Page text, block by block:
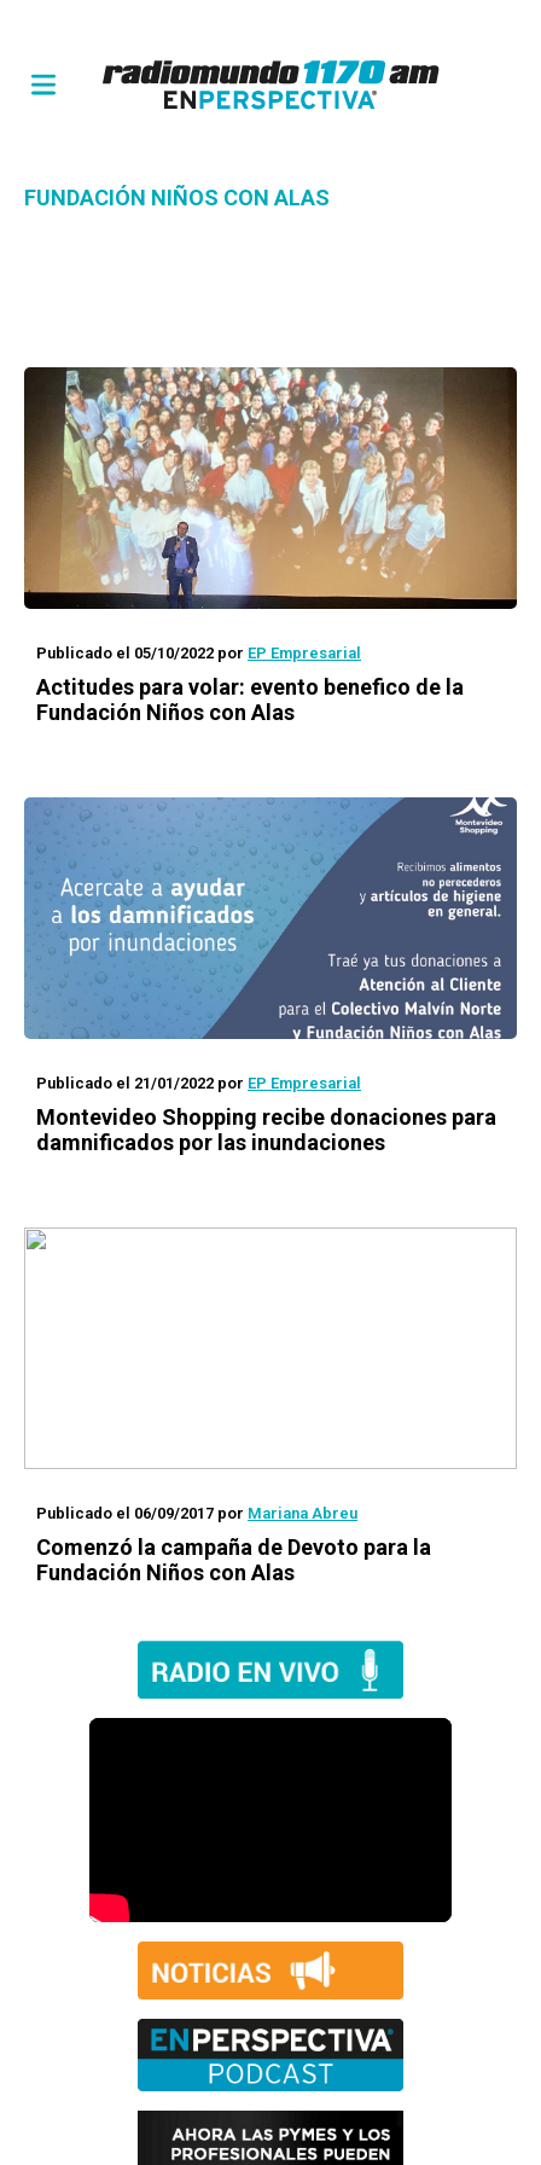
FUNDACIÓN NIÑOS CON ALAS
Publicado el 05/10/2022 por EP Empresarial
Actitudes para volar: evento benefico de la
Fundación Niños con Alas
Publicado el 21/01/2022 por EP Empresarial
Montevideo Shopping recibe donaciones para
damnificados por las inundaciones
Publicado el 06/09/2017 por Mariana Abreu
Comenzó la campaña de Devoto para la
Fundación Niños con Alas